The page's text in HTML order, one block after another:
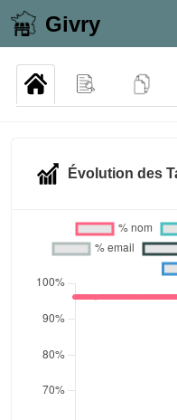
Givry
Évolution des